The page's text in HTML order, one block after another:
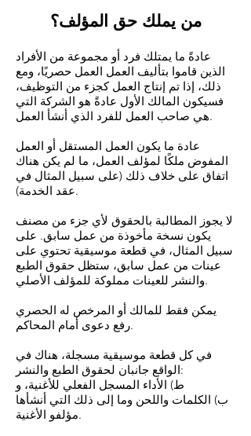
من يملك حق المؤلف؟
عادةً ما يمتلك فرد أو مجموعة من الأفراد
الذين قاموا بتأليف العمل العمل حصريًا، ومع
ذلك، إذا تم إنتاج العمل كجزء من التوظيف،
فسيكون المالك الأول عادةً هو الشركة التي
هي صاحب العمل للفرد الذي أنشأ العمل.
عادة ما يكون العمل المستقل أو العمل
المفوض ملكًا لمؤلف العمل، ما لم يكن هناك
اتفاق على خلاف ذلك (على سبيل المثال في
عقد الخدمة).
لا يجوز المطالبة بالحقوق لأي جزء من مصنف
يكون نسخة مأخوذة من عمل سابق. على
سبيل المثال، في قطعة موسيقية تحتوي على
عينات من عمل سابق، ستظل حقوق الطبع
والنشر للعينات مملوكة للمؤلف الأصلي.
يمكن فقط للمالك أو المرخص له الحصري
رفع دعوى أمام المحاكم.
في كل قطعة موسيقية مسجلة، هناك في
الواقع جانبان لحقوق الطبع والنشر:
ط) الأداء المسجل الفعلي للأغنية، و
ب) الكلمات واللحن وما إلى ذلك التي أنشأها
مؤلفو الأغنية.